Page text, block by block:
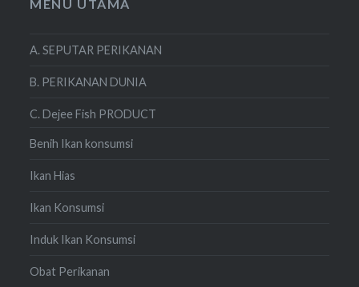
MENU UTAMA
A. SEPUTAR PERIKANAN
B. PERIKANAN DUNIA
C. Dejee Fish PRODUCT
Benih Ikan konsumsi
Ikan Hias
Ikan Konsumsi
Induk Ikan Konsumsi
Obat Perikanan